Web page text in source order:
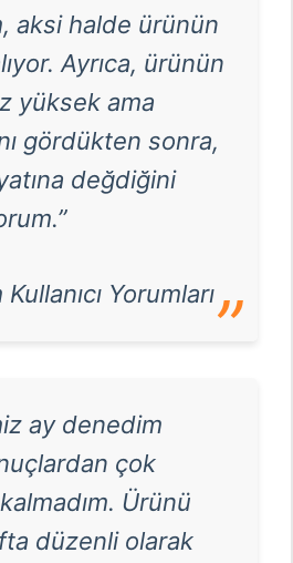
aksi halde ürünün
Ayrıca, ürünün
yüksek ama
gördükten sonra,
değdiğini
Yorumları
ay denedim
çok
Ürünü
düzenli olarak